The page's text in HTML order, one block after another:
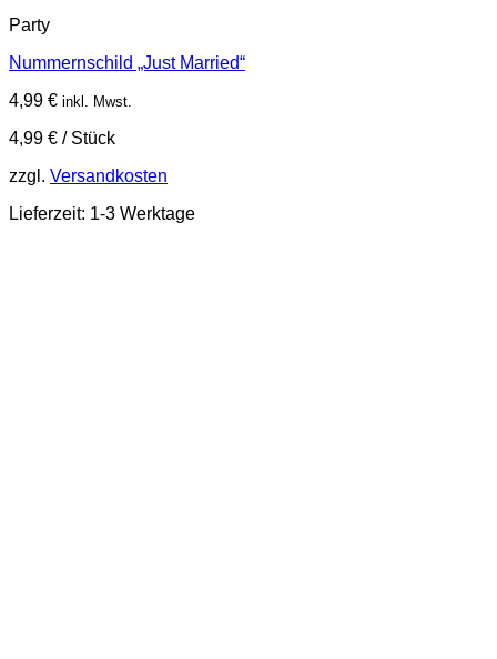
Party
Nummernschild „Just Married“
4,99 € inkl. Mwst.
4,99 € / Stück
zzgl. Versandkosten
Lieferzeit: 1-3 Werktage